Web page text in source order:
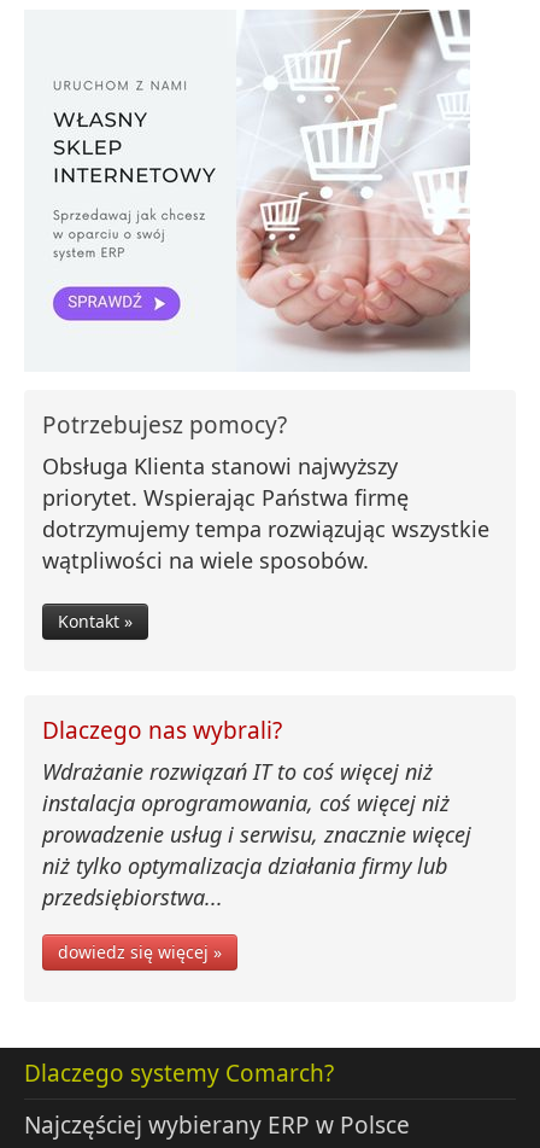
Potrzebujesz pomocy?
Obsługa Klienta stanowi najwyższy
priorytet. Wspierając Państwa firmę
dotrzymujemy tempa rozwiązując wszystkie
wątpliwości na wiele sposobów.
Kontakt »
Dlaczego nas wybrali?
Wdrażanie rozwiązań IT to coś więcej niż
instalacja oprogramowania, coś więcej niż
prowadzenie usług i serwisu, znacznie więcej
niż tylko optymalizacja działania firmy lub
przedsiębiorstwa...
dowiedz się więcej »
Dlaczego systemy Comarch?
Najczęściej wybierany ERP w Polsce